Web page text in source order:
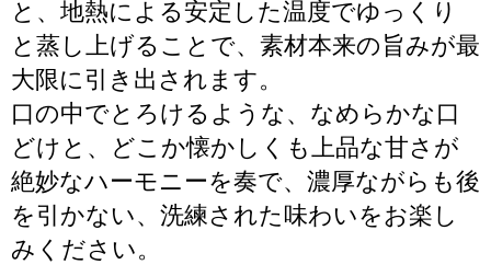
と、地熱による安定した温度でゆっくり
と蒸し上げることで、素材本来の旨みが最
大限に引き出されます。
口の中でとろけるような、なめらかな口
どけと、どこか懐かしくも上品な甘さが
絶妙なハーモニーを奏で、濃厚ながらも後
を引かない、洗練された味わいをお楽し
みください。